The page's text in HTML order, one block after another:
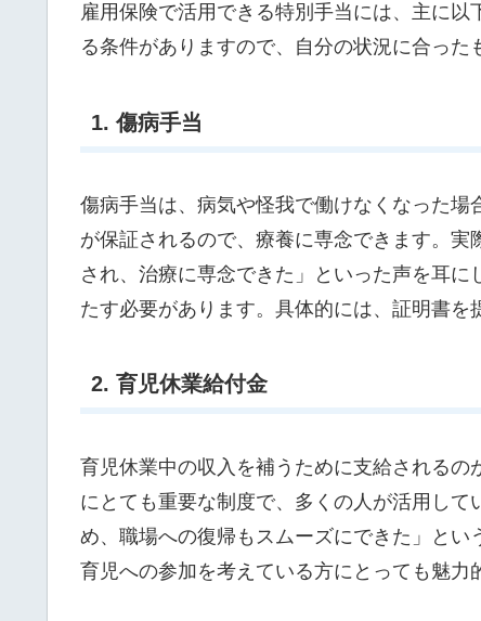
雇用保険で活用できる特別手当には、主に
る条件がありますので、自分の状況に合った
1. 傷病手当
傷病手当は、病気や怪我で働けなくなった
が保証されるので、療養に専念できます。
され、治療に専念できた」といった声を耳
たす必要があります。具体的には、証明書を
2. 育児休業給付金
育児休業中の収入を補うために支給される
にとても重要な制度で、多くの人が活用し
め、職場への復帰もスムーズにできた」と
育児への参加を考えている方にとっても魅力